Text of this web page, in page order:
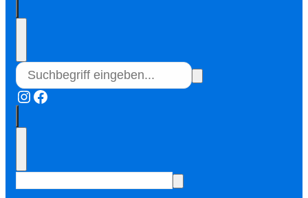
Instagram
Facebook